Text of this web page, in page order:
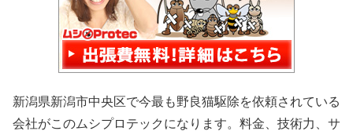
新潟県新潟市中央区で今最も野良猫駆除を依頼されている
会社がこのムシプロテックになります。料金、技術力、サ